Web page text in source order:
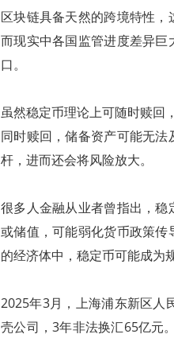
区块链具备天然的跨境特性，
而现实中各国监管进度差异
口。
虽然稳定币理论上可随时赎回
同时赎回，储备资产可能无
杆，进而还会将风险放大。
很多人金融从业者曾指出，
或储值，可能弱化货币政策
的经济体中，稳定币可能成为
2025年3月，上海浦东新区人
壳公司，3年非法换汇65亿元